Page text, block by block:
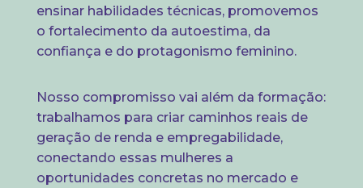
ensinar habilidades técnicas, promovemos
o fortalecimento da autoestima, da
confiança e do protagonismo feminino.
Nosso compromisso vai além da formação:
trabalhamos para criar caminhos reais de
geração de renda e empregabilidade,
conectando essas mulheres a
oportunidades concretas no mercado e